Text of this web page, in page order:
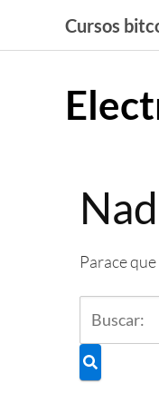
contenido
Cursos
Parace